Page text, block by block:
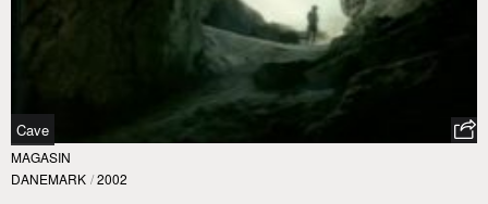
Cave
MAGASIN
DANEMARK / 2002